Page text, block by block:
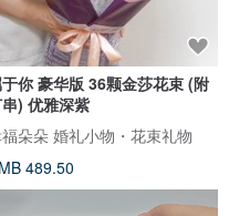
于你 豪华版 36颗金莎花束 (附
) 优雅深紫
朵朵 婚礼小物・花束礼物
489.50